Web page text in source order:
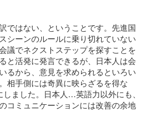
ではない、ということです。先進国
シーンのルールに乗り切れていない
議でネクストステップを探すことを
と活発に発言できるが、日本人は会
るから、意見を求められるといろい
相手側には奇異に映らざるを得な
ました。日本人…英語力以外にも、
コミュニケーションには改善の余地